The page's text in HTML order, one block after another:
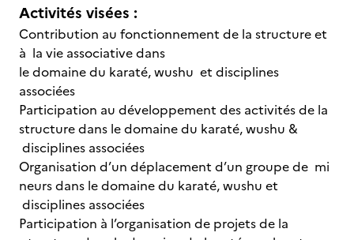
Activités visées :
Contribution au fonctionnement de la structure et
à la vie associative dans
le domaine du karaté, wushu et disciplines
associées
Participation au développement des activités de la
structure dans le domaine du karaté, wushu &
disciplines associées
Organisation d’un déplacement d’un groupe de mi
neurs dans le domaine du karaté, wushu et
disciplines associées
Participation à l’organisation de projets de la